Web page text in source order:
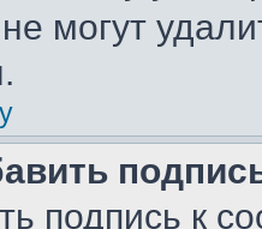
могут
подпись к